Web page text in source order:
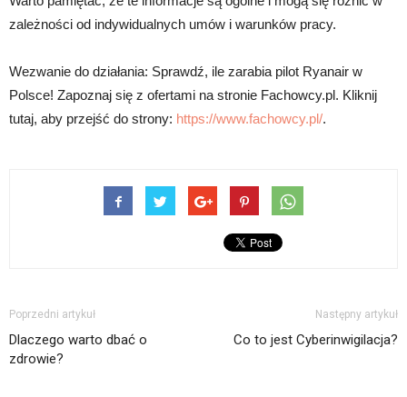
zależności od indywidualnych umów i warunków pracy.
Wezwanie do działania: Sprawdź, ile zarabia pilot Ryanair w
Polsce! Zapoznaj się z ofertami na stronie Fachowcy.pl. Kliknij
tutaj, aby przejść do strony: https://www.fachowcy.pl/.
Poprzedni artykuł
Dlaczego warto dbać o
zdrowie?
Następny artykuł
Co to jest Cyberinwigilacja?